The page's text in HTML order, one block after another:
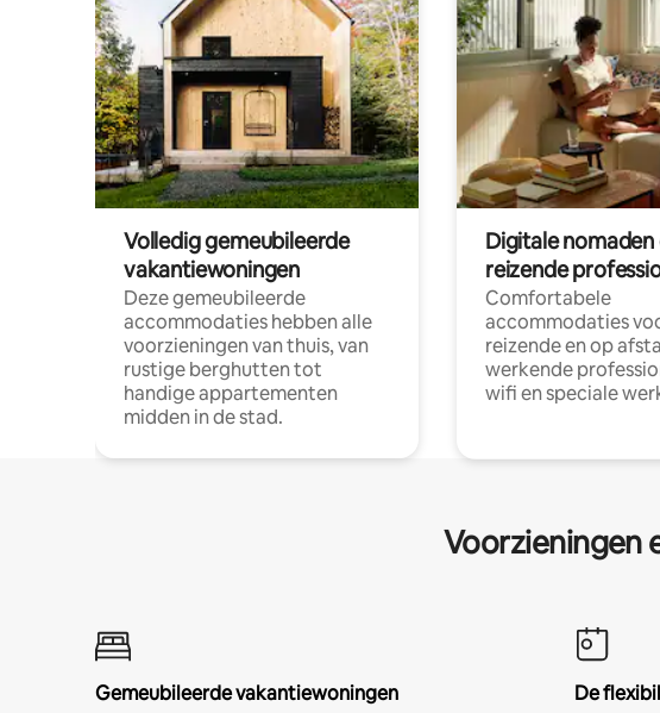
Volledig gemeubileerde
vakantiewoningen
Deze gemeubileerde
accommodaties hebben alle
voorzieningen van thuis, van
rustige berghutten tot
handige appartementen
midden in de stad.
Digitale nomaden
reizende
Comfortabele
accommodaties
reizende en op
werkende
wifi en speciale
Voorzieningen
Gemeubileerde vakantiewoningen
De